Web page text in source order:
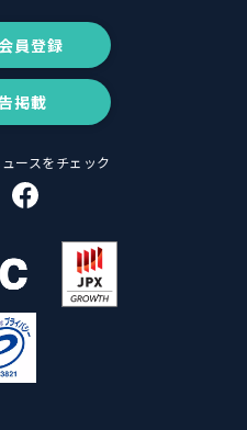
員登録
掲載
ースをチェック